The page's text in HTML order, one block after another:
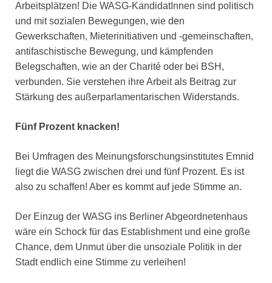
Arbeitsplätzen! Die WASG-KandidatInnen sind politisch
und mit sozialen Bewegungen, wie den
Gewerkschaften, Mieterinitiativen und -gemeinschaften,
antifaschistische Bewegung, und kämpfenden
Belegschaften, wie an der Charité oder bei BSH,
verbunden. Sie verstehen ihre Arbeit als Beitrag zur
Stärkung des außerparlamentarischen Widerstands.
Fünf Prozent knacken!
Bei Umfragen des Meinungsforschungsinstitutes Emnid
liegt die WASG zwischen drei und fünf Prozent. Es ist
also zu schaffen! Aber es kommt auf jede Stimme an.
Der Einzug der WASG ins Berliner Abgeordnetenhaus
wäre ein Schock für das Establishment und eine große
Chance, dem Unmut über die unsoziale Politik in der
Stadt endlich eine Stimme zu verleihen!